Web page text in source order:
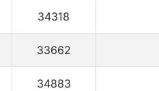
34318
33662
34883